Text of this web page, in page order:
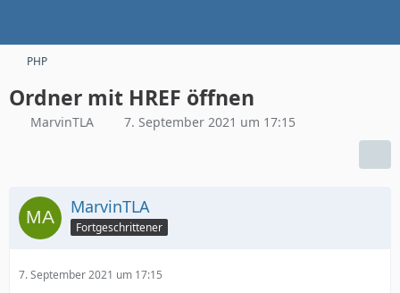
PHP
Ordner mit HREF öffnen
MarvinTLA 7. September 2021 um 17:15
MarvinTLA
Fortgeschrittener
7. September 2021 um 17:15